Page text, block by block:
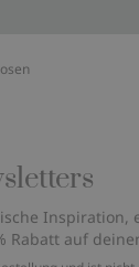
Inspiration,
Rabatt auf